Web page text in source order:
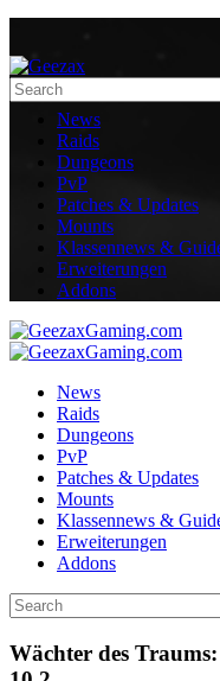
News
Raids
Dungeons
PvP
Patches & Updates
Mounts
Klassennews &
Erweiterungen
Addons
News
Raids
Dungeons
PvP
Patches & Updates
Mounts
Klassennews &
Erweiterungen
Addons
Wächter des